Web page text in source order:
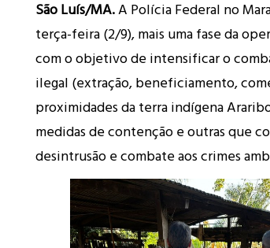
São Luís/MA.A Polícia Federal no
terça-feira (2/9), mais uma fase da
com o objetivo de intensificar o
ilegal (extração, beneficiamento,
proximidades da terra indígena
medidas de contenção e outras que
desintrusão e combate aos crimes